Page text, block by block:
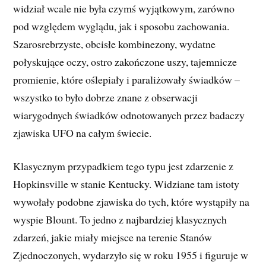
widział wcale nie była czymś wyjątkowym, zarówno
pod względem wyglądu, jak i sposobu zachowania.
Szarosrebrzyste, obcisłe kombinezony, wydatne
połyskujące oczy, ostro zakończone uszy, tajemnicze
promienie, które oślepiały i paraliżowały świadków –
wszystko to było dobrze znane z obserwacji
wiarygodnych świadków odnotowanych przez badaczy
zjawiska UFO na całym świecie.
Klasycznym przypadkiem tego typu jest zdarzenie z
Hopkinsville w stanie Kentucky. Widziane tam istoty
wywołały podobne zjawiska do tych, które wystąpiły na
wyspie Blount. To jedno z najbardziej klasycznych
zdarzeń, jakie miały miejsce na terenie Stanów
Zjednoczonych, wydarzyło się w roku 1955 i figuruje w